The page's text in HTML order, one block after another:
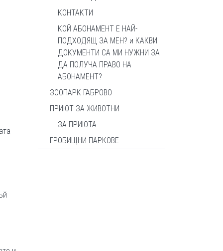
КОНТАКТИ
КОЙ АБОНАМЕНТ Е НАЙ-
ПОДХОДЯЩ ЗА МЕН? и КАКВИ
ДОКУМЕНТИ СА МИ НУЖНИ ЗА
ДА ПОЛУЧА ПРАВО НА
АБОНАМЕНТ?
ЗООПАРК ГАБРОВО
ПРИЮТ ЗА ЖИВОТНИ
ЗА ПРИЮТА
ГРОБИЩНИ ПАРКОВЕ